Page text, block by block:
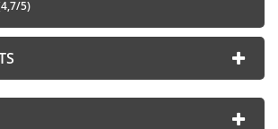
4,7/5)